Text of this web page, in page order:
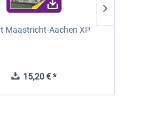
Maastricht-Aachen XP
15,20 € *